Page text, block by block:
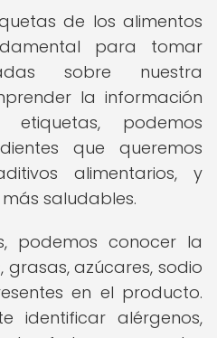
de los alimentos
para tomar
sobre nuestra
la información
podemos
que queremos
alimentarios, y
saludables.
podemos conocer la
azúcares, sodio
en el producto.
identificar alérgenos,